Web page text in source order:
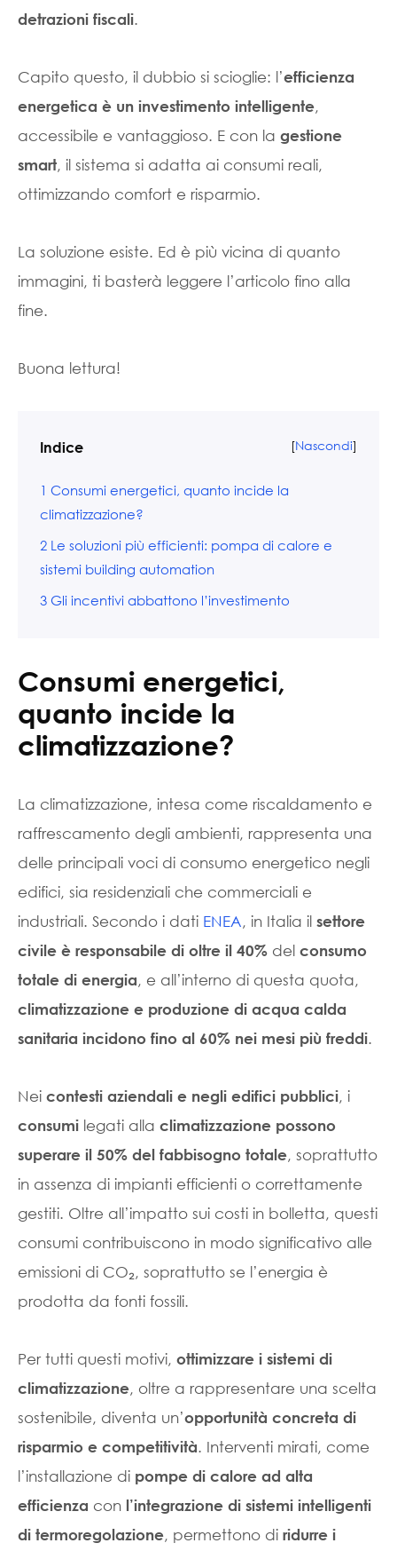
detrazioni fiscali.
Capito questo, il dubbio si scioglie: l’efficienza
energetica è un investimento intelligente,
accessibile e vantaggioso. E con la gestione
smart, il sistema si adatta ai consumi reali,
ottimizzando comfort e risparmio.
La soluzione esiste. Ed è più vicina di quanto
immagini, ti basterà leggere l’articolo fino alla
fine.
Buona lettura!
Indice [Nascondi]
1 Consumi energetici, quanto incide la
climatizzazione?
2 Le soluzioni più efficienti: pompa di calore e
sistemi building automation
3 Gli incentivi abbattono l’investimento
Consumi energetici,
quanto incide la
climatizzazione?
La climatizzazione, intesa come riscaldamento e
raffrescamento degli ambienti, rappresenta una
delle principali voci di consumo energetico negli
edifici, sia residenziali che commerciali e
industriali. Secondo i dati ENEA, in Italia il settore
civile è responsabile di oltre il 40% del consumo
totale di energia, e all’interno di questa quota,
climatizzazione e produzione di acqua calda
sanitaria incidono fino al 60% nei mesi più freddi.
Nei contesti aziendali e negli edifici pubblici, i
consumi legati alla climatizzazione possono
superare il 50% del fabbisogno totale, soprattutto
in assenza di impianti efficienti o correttamente
gestiti. Oltre all’impatto sui costi in bolletta, questi
consumi contribuiscono in modo significativo alle
emissioni di CO₂, soprattutto se l’energia è
prodotta da fonti fossili.
Per tutti questi motivi, ottimizzare i sistemi di
climatizzazione, oltre a rappresentare una scelta
sostenibile, diventa un’opportunità concreta di
risparmio e competitività. Interventi mirati, come
l’installazione di pompe di calore ad alta
efficienza con l’integrazione di sistemi intelligenti
di termoregolazione, permettono di ridurre i